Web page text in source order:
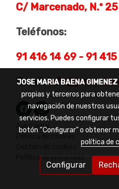
C/ Marcenado, N.º
Teléfonos:
91 416 14 69 - 91
Email:
Aviso legal
Política de cookies
Política de privacidad
JOSE MARIA BAENA
propias y terceros para
navegación de nuestros
servicios. Puedes configurar
botón “Configurar” o obtener
política de
Configurar